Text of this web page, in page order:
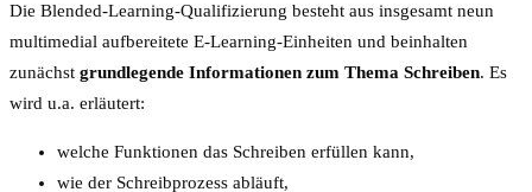
Die Blended-Learning-Qualifizierung besteht aus insgesamt neun
multimedial aufbereitete E-Learning-Einheiten und beinhalten
zunächst grundlegende Informationen zum Thema Schreiben. Es
wird u.a. erläutert:
welche Funktionen das Schreiben erfüllen kann,
wie der Schreibprozess abläuft,